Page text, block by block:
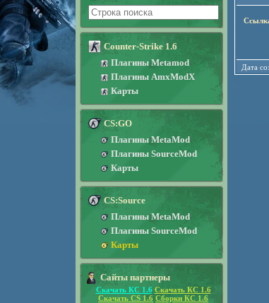
Дата
Counter-Strike 1.6
Плагины Metamod
Плагины AmxModX
Карты
CS:GO
Плагины MetaMod
Плагины SourceMod
Карты
CS:Source
Плагины MetaMod
Плагины SourceMod
Карты
Сайты партнеры
Скачать КС 1.6 Скачать КС 1.6
Скачать CS 1.6 Сборки КС 1.6